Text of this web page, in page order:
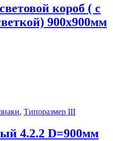
короб ( с
900х900мм
, Типоразмер III
4.2.2 D=900мм